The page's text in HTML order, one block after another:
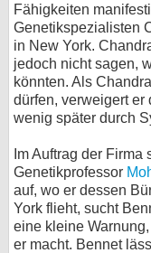
Fähigkeiten
Genetikspezialisten
in New York.
jedoch nicht sagen,
könnten. Als
dürfen, verweigert er
wenig später durch
Im Auftrag der
Genetikprofessor
auf, wo er dessen
York flieht, sucht
eine kleine
er macht. Bennet